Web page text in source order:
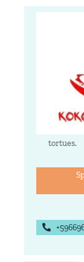
tortues.